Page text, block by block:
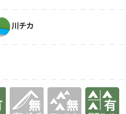
川チカ
有り